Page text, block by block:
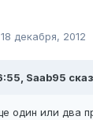
18 декабря, 2012
Saab95
один или два